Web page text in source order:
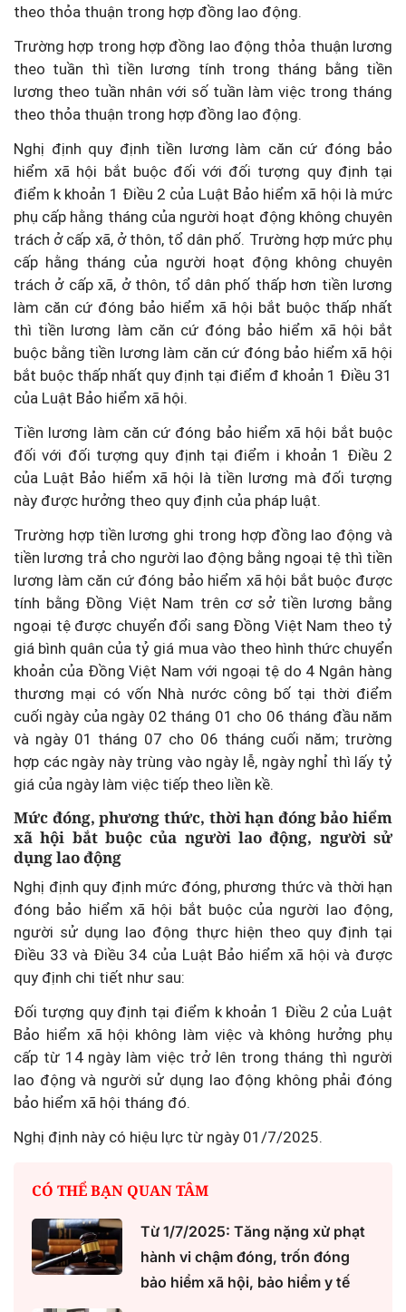
theo thỏa thuận trong hợp đồng lao động.
Trường hợp trong hợp đồng lao động thỏa thuận lương
theo tuần thì tiền lương tính trong tháng bằng tiền
lương theo tuần nhân với số tuần làm việc trong tháng
theo thỏa thuận trong hợp đồng lao động.
Nghị định quy định tiền lương làm căn cứ đóng bảo
hiểm xã hội bắt buộc đối với đối tượng quy định tại
điểm k khoản 1 Điều 2 của Luật Bảo hiểm xã hội là mức
phụ cấp hằng tháng của người hoạt động không chuyên
trách ở cấp xã, ở thôn, tổ dân phố. Trường hợp mức phụ
cấp hằng tháng của người hoạt động không chuyên
trách ở cấp xã, ở thôn, tổ dân phố thấp hơn tiền lương
làm căn cứ đóng bảo hiểm xã hội bắt buộc thấp nhất
thì tiền lương làm căn cứ đóng bảo hiểm xã hội bắt
buộc bằng tiền lương làm căn cứ đóng bảo hiểm xã hội
bắt buộc thấp nhất quy định tại điểm đ khoản 1 Điều 31
của Luật Bảo hiểm xã hội.
Tiền lương làm căn cứ đóng bảo hiểm xã hội bắt buộc
đối với đối tượng quy định tại điểm i khoản 1 Điều 2
của Luật Bảo hiểm xã hội là tiền lương mà đối tượng
này được hưởng theo quy định của pháp luật.
Trường hợp tiền lương ghi trong hợp đồng lao động và
tiền lương trả cho người lao động bằng ngoại tệ thì tiền
lương làm căn cứ đóng bảo hiểm xã hội bắt buộc được
tính bằng Đồng Việt Nam trên cơ sở tiền lương bằng
ngoại tệ được chuyển đổi sang Đồng Việt Nam theo tỷ
giá bình quân của tỷ giá mua vào theo hình thức chuyển
khoản của Đồng Việt Nam với ngoại tệ do 4 Ngân hàng
thương mại có vốn Nhà nước công bố tại thời điểm
cuối ngày của ngày 02 tháng 01 cho 06 tháng đầu năm
và ngày 01 tháng 07 cho 06 tháng cuối năm; trường
hợp các ngày này trùng vào ngày lễ, ngày nghỉ thì lấy tỷ
giá của ngày làm việc tiếp theo liền kề.
Mức đóng, phương thức, thời hạn đóng bảo hiểm
xã hội bắt buộc của người lao động, người sử
dụng lao động
Nghị định quy định mức đóng, phương thức và thời hạn
đóng bảo hiểm xã hội bắt buộc của người lao động,
người sử dụng lao động thực hiện theo quy định tại
Điều 33 và Điều 34 của Luật Bảo hiểm xã hội và được
quy định chi tiết như sau:
Đối tượng quy định tại điểm k khoản 1 Điều 2 của Luật
Bảo hiểm xã hội không làm việc và không hưởng phụ
cấp từ 14 ngày làm việc trở lên trong tháng thì người
lao động và người sử dụng lao động không phải đóng
bảo hiểm xã hội tháng đó.
Nghị định này có hiệu lực từ ngày 01/7/2025.
CÓ THỂ BẠN QUAN TÂM
Từ 1/7/2025: Tăng nặng xử phạt
hành vi chậm đóng, trốn đóng
bảo hiểm xã hội, bảo hiểm y tế